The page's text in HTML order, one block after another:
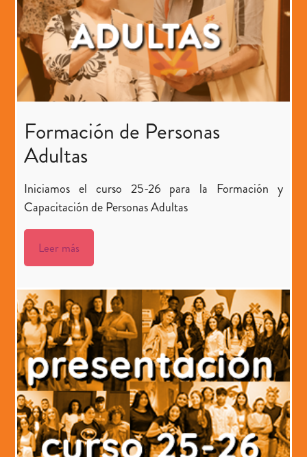
Formación de Personas
Adultas
Iniciamos el curso 25-26 para la Formación y
Capacitación de Personas Adultas
Leer más